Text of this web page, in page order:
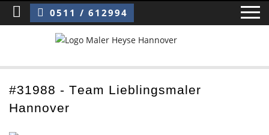
Sie sind hier:Team Lieblingsmaler Hannover
0511 / 612994
Home
#31988 - Team Lieblingsmaler
Hannover